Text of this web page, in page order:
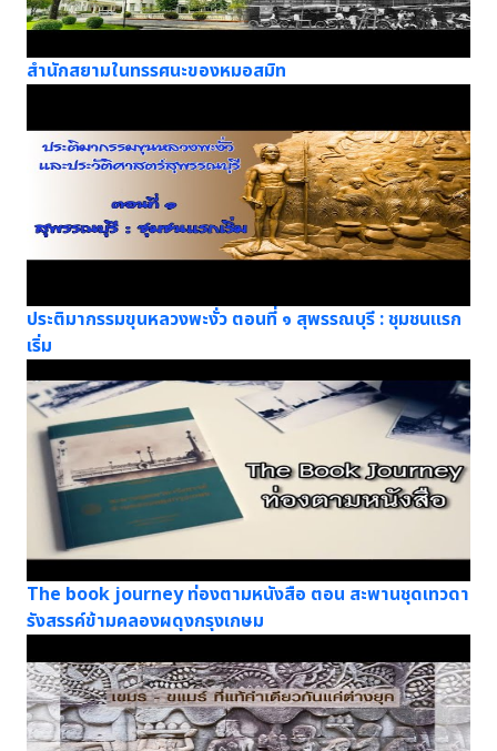
สำนักสยามในทรรศนะของหมอสมิท
ประติมากรรมขุนหลวงพะงั่ว ตอนที่ ๑ สุพรรณบุรี : ชุมชนแรก
เริ่ม
The book journey ท่องตามหนังสือ ตอน สะพานชุดเทวดา
รังสรรค์ข้ามคลองผดุงกรุงเกษม